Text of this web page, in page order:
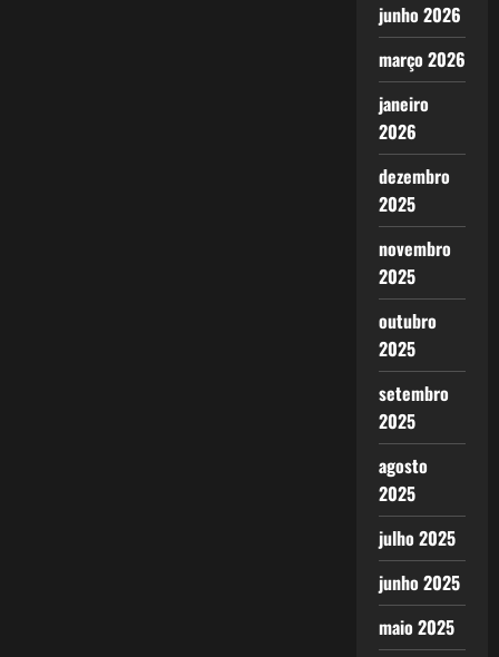
junho 2026
março 2026
janeiro
2026
dezembro
2025
novembro
2025
outubro
2025
setembro
2025
agosto
2025
julho 2025
junho 2025
maio 2025